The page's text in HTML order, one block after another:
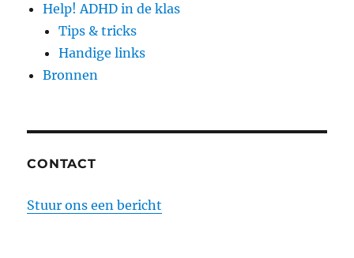
Help! ADHD in de klas
Tips & tricks
Handige links
Bronnen
CONTACT
Stuur ons een bericht